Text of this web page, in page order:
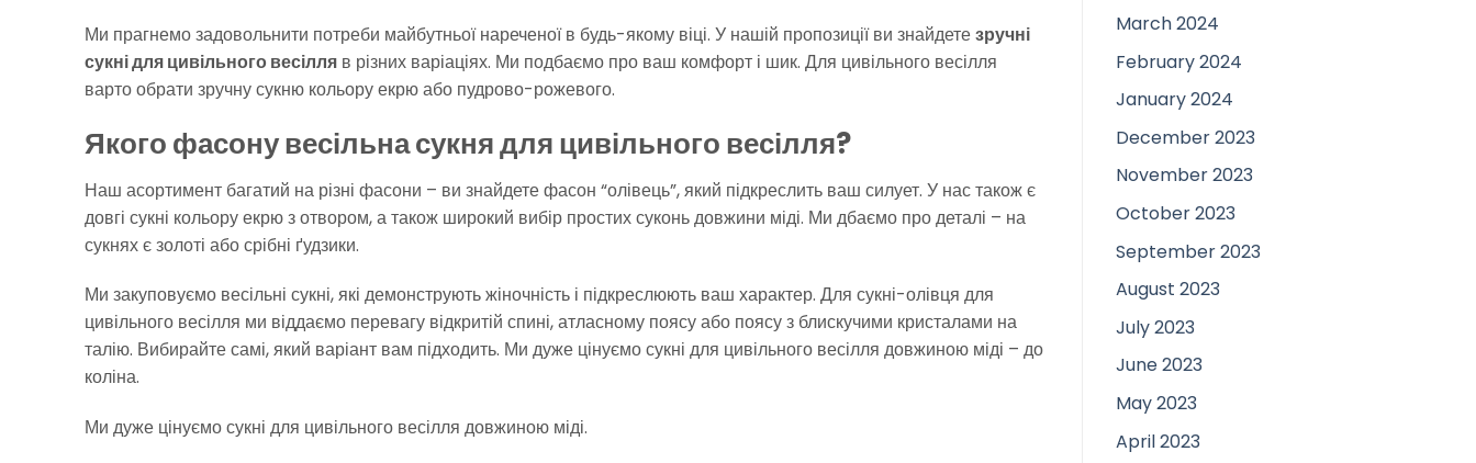
Ми прагнемо задовольнити потреби майбутньої нареченої в будь-якому віці. У нашій пропозиції ви знайдетезручні
сукні для цивільного весілля в різних варіаціях. Ми подбаємо про ваш комфорт і шик. Для цивільного весілля
варто обрати зручну сукню кольору екрю або пудрово-рожевого.
Якого фасону весільна сукня для цивільного весілля?
Наш асортимент багатий на різні фасони – ви знайдете фасон “олівець”, який підкреслить ваш силует. У нас також є
довгі сукні кольору екрю з отвором, а також широкий вибір простих суконь довжини міді. Ми дбаємо про деталі – на
сукнях є золоті або срібні ґудзики.
Ми закуповуємо весільні сукні, які демонструють жіночність і підкреслюють ваш характер. Для сукні-олівця для
цивільного весілля ми віддаємо перевагу відкритій спині, атласному поясу або поясу з блискучими кристалами на
талію. Вибирайте самі, який варіант вам підходить. Ми дуже цінуємо сукні для цивільного весілля довжиною міді – до
коліна.
Ми дуже цінуємо сукні для цивільного весілля довжиною міді.
March 2024
February 2024
January 2024
December 2023
November 2023
October 2023
September 2023
August 2023
July 2023
June 2023
May 2023
April 2023